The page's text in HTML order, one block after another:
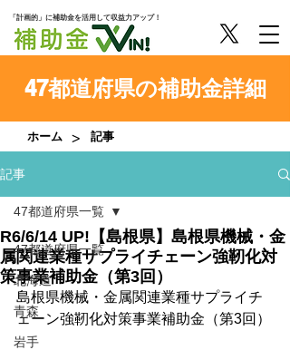
「計画的」に補助金を活用して収益力アップ！
47都道府県の補助金詳細
ホーム > 記事
記事
47都道府県一覧
北海道
青森
岩手
47都道府県一覧
R6/6/14 UP!【島根県】島根県機械・金
属関連業種サプライチェーン強靭化対
策事業補助金（第3回）
島根県機械・金属関連業種サプライチ
ェーン強靭化対策事業補助金（第3回）